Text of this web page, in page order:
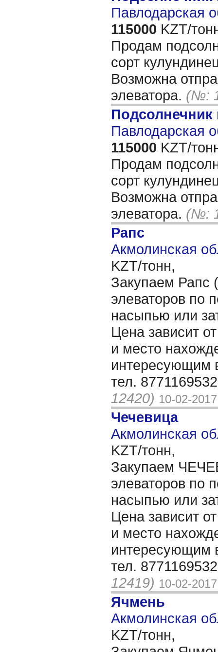
Павлодарская
115000 KZT/
Продам
сорт
Возможна
элеватора. (№:
Павлодарская
115000 KZT/
Продам
сорт
Возможна
элеватора. (№:
Рапс
Акмолинская
KZT/тонн,
Закупаем Рапс
элеваторов по
насыпью или
Цена зависит
и место
интересующим
тел.
12420) 10-02-2017
Чечевица
Акмолинская
KZT/тонн,
Закупаем
элеваторов по
насыпью или
Цена зависит
и место
интересующим
тел.
12419) 10-02-2017
Ячмень
Акмолинская
KZT/тонн,